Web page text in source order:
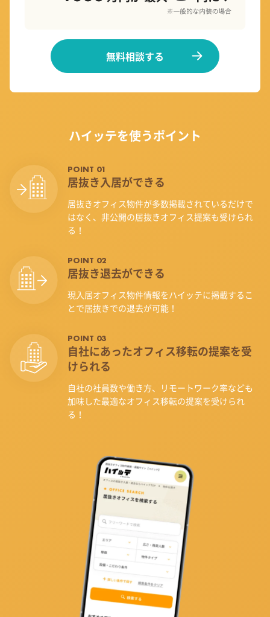
無料相談する
ハイッテを使うポイント
POINT 01
居抜き入居ができる
居抜きオフィス物件が多数掲載されているだけで
はなく、非公開の居抜きオフィス提案も受けられ
る！
POINT 02
居抜き退去ができる
現入居オフィス物件情報をハイッテに掲載するこ
とで居抜きでの退去が可能！
POINT 03
自社にあったオフィス移転の提案を受
けられる
自社の社員数や働き方、リモートワーク率なども
加味した最適なオフィス移転の提案を受けられ
る！